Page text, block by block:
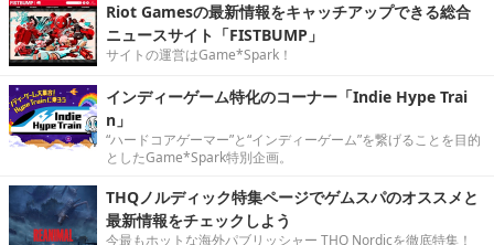
Riot Gamesの最新情報をキャッチアップできる総合
ニュースサイト「FISTBUMP」
サイトの運営はGame*Spark！
インディーゲーム特化のコーナー「Indie Hype Trai
n」
“ハードコアゲーマー”と“インディーゲーム”を繋げることを目的
としたGame*Spark特別企画。
THQノルディック特集ページでゲムスパのオススメと
最新情報をチェックしよう
今最もホットな海外パブリッシャー THQ Nordicを徹底特集！